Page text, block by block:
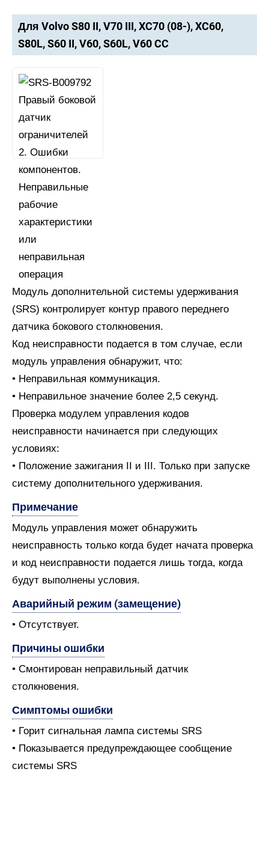
Для Volvo S80 II, V70 III, XC70 (08-), XC60,
S80L, S60 II, V60, S60L, V60 CC
Модуль дополнительной системы удерживания
(SRS) контролирует контур правого переднего
датчика бокового столкновения.
Код неисправности подается в том случае, если
модуль управления обнаружит, что:
• Неправильная коммуникация.
• Неправильное значение более 2,5 секунд.
Проверка модулем управления кодов
неисправности начинается при следующих
условиях:
• Положение зажигания II и III. Только при запуске
систему дополнительного удерживания.
Примечание
Модуль управления может обнаружить
неисправность только когда будет начата проверка
и код неисправности подается лишь тогда, когда
будут выполнены условия.
Аварийный режим (замещение)
• Отсутствует.
Причины ошибки
• Смонтирован неправильный датчик
столкновения.
Симптомы ошибки
• Горит сигнальная лампа системы SRS
• Показывается предупреждающее сообщение
системы SRS